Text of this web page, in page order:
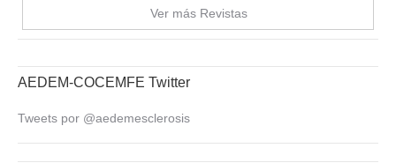
Ver más Revistas
AEDEM-COCEMFE Twitter
Tweets por @aedemesclerosis